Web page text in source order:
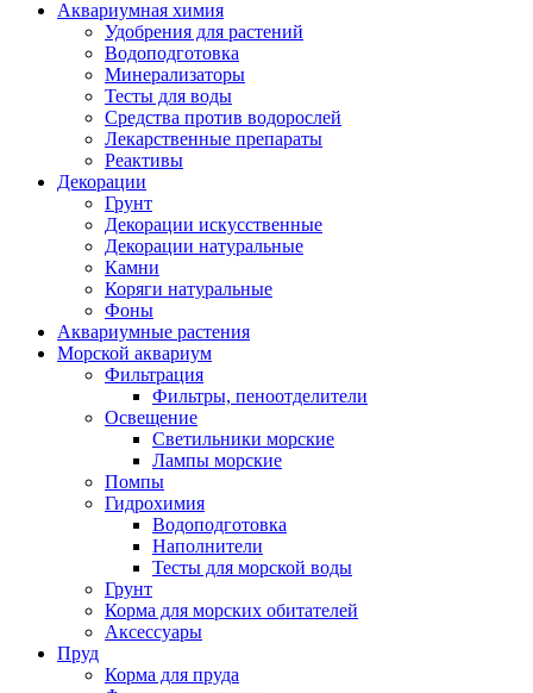
Аквариумная химия
Удобрения для растений
Водоподготовка
Минерализаторы
Тесты для воды
Средства против водорослей
Лекарственные препараты
Реактивы
Декорации
Грунт
Декорации искусственные
Декорации натуральные
Камни
Коряги натуральные
Фоны
Аквариумные растения
Морской аквариум
Фильтрация
Фильтры, пеноотделители
Освещение
Светильники морские
Лампы морские
Помпы
Гидрохимия
Водоподготовка
Наполнители
Тесты для морской воды
Грунт
Корма для морских обитателей
Аксессуары
Пруд
Корма для пруда